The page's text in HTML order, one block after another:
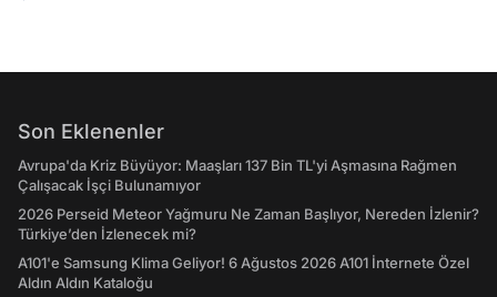
Son Eklenenler
Avrupa'da Kriz Büyüyor: Maaşları 137 Bin TL'yi Aşmasına Rağmen
Çalışacak İşçi Bulunamıyor
2026 Perseid Meteor Yağmuru Ne Zaman Başlıyor, Nereden İzlenir?
Türkiye’den İzlenecek mi?
A101'e Samsung Klima Geliyor! 6 Ağustos 2026 A101 İnternete Özel
Aldın Aldın Kataloğu